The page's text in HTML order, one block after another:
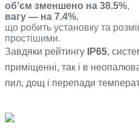
обʼєм зменшено на 38.5%,
вагу — на 7.4%,
що робить установку та
простішими.
Завдяки рейтингу
IP65,
приміщенні, так і в
пил, дощ і перепади